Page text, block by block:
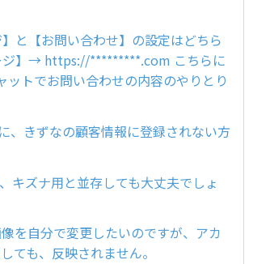
と【お問い合わせ】の設定はどちら
ジ】→ https://*********.com こちらに
トでお問い合わせの内容のやりとり
、きずなの顧客情報に登録されない方
キズナ用と並存しても大丈夫でしょ
を自分で変更したいのですが、アカ
ても、反映されません。